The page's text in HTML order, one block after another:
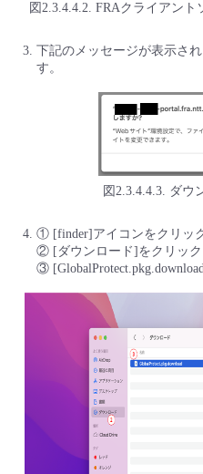
図2.3.4.4.2. FRAクライアント
下記のメッセージが表示さ
す。
図2.3.4.4.3. ダウ
① [finder]アイコンをクリッ
② [ダウンロード]をクリック
③